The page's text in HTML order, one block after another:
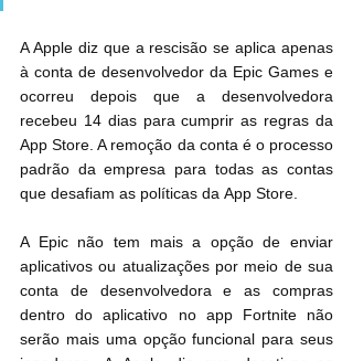
A Apple diz que a rescisão se aplica apenas
à conta de desenvolvedor da Epic Games e
ocorreu depois que a desenvolvedora
recebeu 14 dias para cumprir as regras da
‌App Store‌. A remoção da conta é o processo
padrão da empresa para todas as contas
A Epic não tem mais a opção de enviar
aplicativos ou atualizações por meio de sua
conta de desenvolvedora e as compras
dentro do aplicativo no app Fortnite não
serão mais uma opção funcional para seus